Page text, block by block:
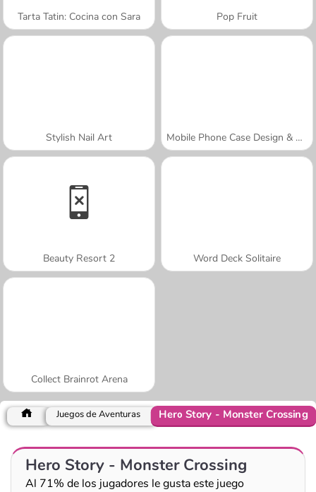
Tarta Tatin: Cocina con Sara Pop Fruit
Stylish Nail Art Mobile Phone Case Design & DIY
Beauty Resort 2 Word Deck Solitaire
Collect Brainrot Arena
Juegos de Aventuras Hero Story - Monster Crossing
Hero Story - Monster Crossing
Al 71% de los jugadores le gusta este juego